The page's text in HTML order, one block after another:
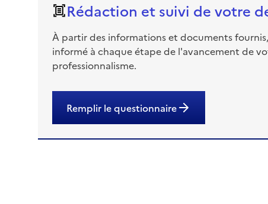
Rédaction et suivi de votre
À partir des informations et documents
informé à chaque étape de l'avancement de
professionnalisme.
Remplir le questionnaire